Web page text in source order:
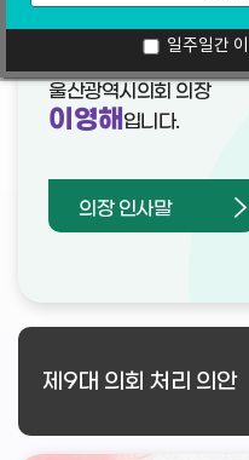
일주일간
열린의장실
울산광역시의회 의장
이영해 입니다.
의장 인사말
제9대 의회 처리 의안